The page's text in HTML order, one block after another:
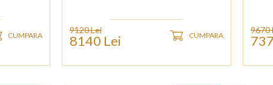
CUMPARA
9120 Lei
8140 Lei CUMPARA
9670